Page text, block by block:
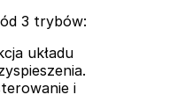
3 trybów:
układu
i